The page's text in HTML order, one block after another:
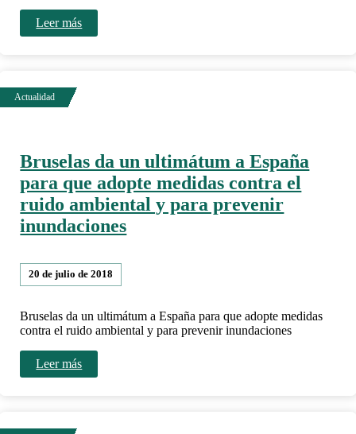
Leer más
Bruselas da un ultimátum a España
para que adopte medidas contra el
ruido ambiental y para prevenir
inundaciones
20 de julio de 2018
Bruselas da un ultimátum a España para que adopte medidas
contra el ruido ambiental y para prevenir inundaciones
Leer más